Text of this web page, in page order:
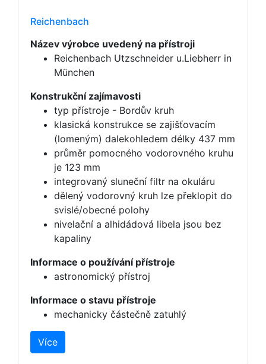
Reichenbach
Název výrobce uvedený na přístroji
Reichenbach Utzschneider u.Liebherr in
München
Konstrukční zajímavosti
typ přístroje - Bordův kruh
klasická konstrukce se zajišťovacím
(lomeným) dalekohledem délky 437 mm
průměr pomocného vodorovného kruhu
je 123 mm
integrovaný sluneční filtr na okuláru
dělený vodorovný kruh lze překlopit do
svislé/obecné polohy
nivelační a alhidádová libela jsou bez
kapaliny
Informace o používání přístroje
astronomický přístroj
Informace o stavu přístroje
mechanicky částečně zatuhlý
Více